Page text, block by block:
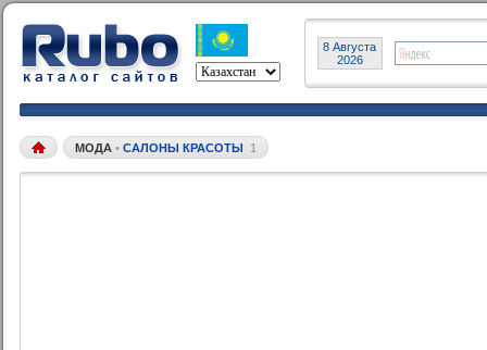
8 Августа
2026
МОДА • CАЛОНЫ КРАСОТЫ 1